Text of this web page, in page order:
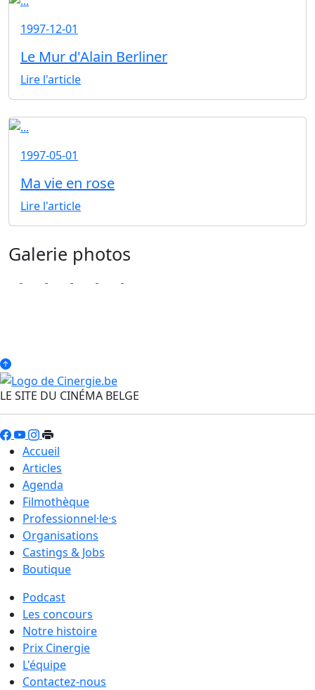
1997-12-01
Le Mur d'Alain Berliner
Lire l'article
1997-05-01
Ma vie en rose
Lire l'article
Galerie photos
LE SITE DU CINÉMA BELGE
Accueil
Articles
Agenda
Filmothèque
Professionnel·le·s
Organisations
Castings & Jobs
Boutique
Podcast
Les concours
Notre histoire
Prix Cinergie
L'équipe
Contactez-nous